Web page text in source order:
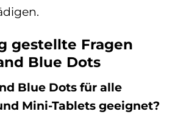
gestellte Fragen
Blue Dots
Blue Dots für alle
Mini-Tablets geeignet?